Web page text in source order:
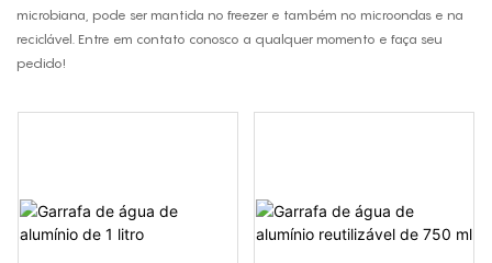
microbiana, pode ser mantida no freezer e também no microondas e na
reciclável. Entre em contato conosco a qualquer momento e faça seu
pedido!